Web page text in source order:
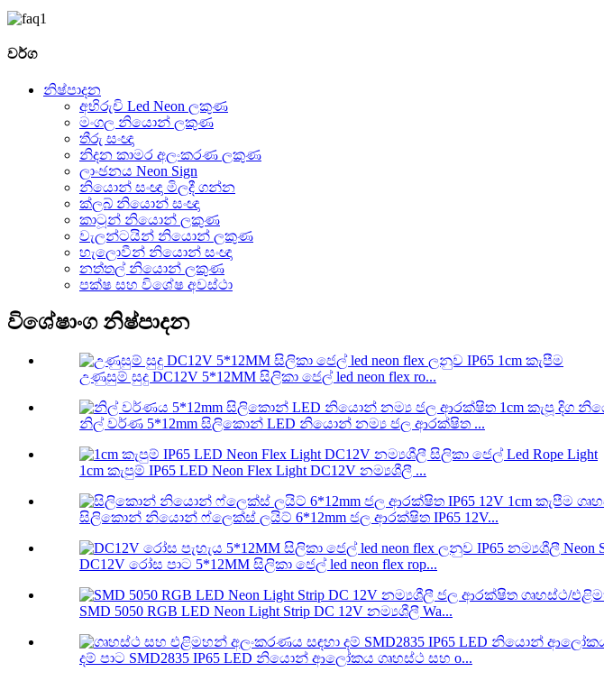
වර්ග
නිෂ්පාදන
අභිරුචි Led Neon ලකුණ
මංගල නියොන් ලකුණ
තීරු සංඥා
නිදන කාමර අලංකරණ ලකුණ
ලාංඡනය Neon Sign
නියොන් සංඥා මිලදී ගන්න
ක්ලබ් නියොන් සංඥා
කාටූන් නියොන් ලකුණ
වැලන්ටයින් නියොන් ලකුණ
හැලොවීන් නියොන් සංඥා
නත්තල් නියොන් ලකුණ
පක්ෂ සහ විශේෂ අවස්ථා
විශේෂාංග නිෂ්පාදන
උණුසුම් සුදු DC12V 5*12MM සිලිකා ජෙල් led neon flex ro...
නිල් වර්ණ 5*12mm සිලිකොන් LED නියොන් නම්‍ය ජල ආරක්ෂිත ...
1cm කැපුම් IP65 LED Neon Flex Light DC12V නම්‍යශීලී ...
සිලිකොන් නියොන් ෆ්ලෙක්ස් ලයිට් 6*12mm ජල ආරක්ෂිත IP65 12V...
DC12V රෝස පාට 5*12MM සිලිකා ජෙල් led neon flex rop...
SMD 5050 RGB LED Neon Light Strip DC 12V නම්‍යශීලී Wa...
දම් පාට SMD2835 IP65 LED නියොන් ආලෝකය ගෘහස්ථ සහ o...